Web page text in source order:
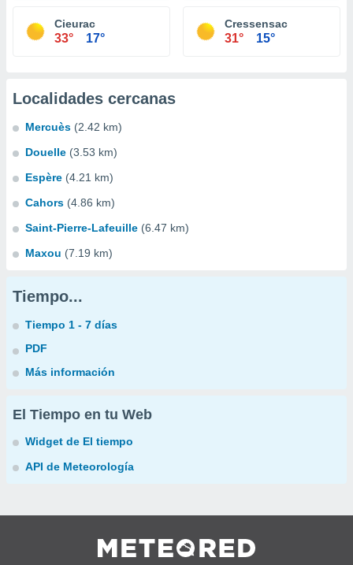
Cieurac
33° 17°
Cressensac
31° 15°
Localidades cercanas
Mercuès (2.42 km)
Douelle (3.53 km)
Espère (4.21 km)
Cahors (4.86 km)
Saint-Pierre-Lafeuille (6.47 km)
Maxou (7.19 km)
Tiempo...
Tiempo 1 - 7 días
PDF
Más información
El Tiempo en tu Web
Widget de El tiempo
API de Meteorología